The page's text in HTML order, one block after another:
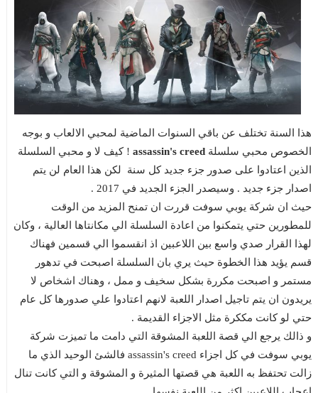
هذا السنة تختلف عن باقي السنوات الماضية لمحبي الالعاب و بوجه
الخصوص محبي سلسلة assassin's creed! كيف لا و محبي السلسلة
الذين اعتادوا على صدور جزء جديد كل سنة لكن هذا العام لن يتم
اصدار جزء جديد . وسيصدر الجزء الجديد في 2017 .
حيث ان شركة يوبي سوفت قررت ان تمنح المزيد من الوقت
للمطورين حتي يتمكنوا من اعادة السلسلة الي مكانتاها العالية ، وكان
لهذا القرار صدي واسع بين اللاعبين اذ انقسموا الي قسمين فهناك
قسم يؤيد هذا الخطوة حيث يري بان السلسلة اصبحت في تدهور
مستمر و اصبحت مكررة بشكل سخيف و ممل ، وهناك اشخاص لا
يريدون ان يتم تاجيل اصدار اللعبة لانهم اعتادوا علي صدورها كل عام
حتي لو كانت مككرة مثل الاجزاء القديمة .
و ذالك يرجع الي قصة اللعبة المشوقة التي دامت ما تميزت شركة
يوبي سوفت في كل اجزاء assassin's creed فالشئ الوحيد الذي ما
زالت تحتفظ به اللعبة هي قصتها المثيرة و المشوقة و التي كانت تنال